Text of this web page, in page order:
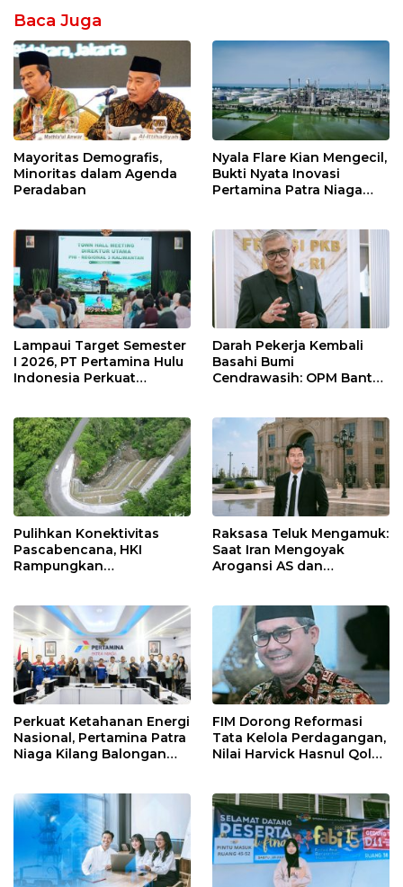
Baca Juga
Mayoritas Demografis,
Minoritas dalam Agenda
Peradaban
Nyala Flare Kian Mengecil,
Bukti Nyata Inovasi
Pertamina Patra Niaga
Lampaui Target Semester
I 2026, PT Pertamina Hulu
Indonesia Perkuat
Keselamatan Kerja
Darah Pekerja Kembali
Basahi Bumi
Cendrawasih: OPM Bantai
Pulihkan Konektivitas
Pascabencana, HKI
Rampungkan
Raksasa Teluk Mengamuk:
Saat Iran Mengoyak
Arogansi AS dan
Perkuat Ketahanan Energi
Nasional, Pertamina Patra
Niaga Kilang Balongan
FIM Dorong Reformasi
Tata Kelola Perdagangan,
Nilai Harvick Hasnul Qolbi